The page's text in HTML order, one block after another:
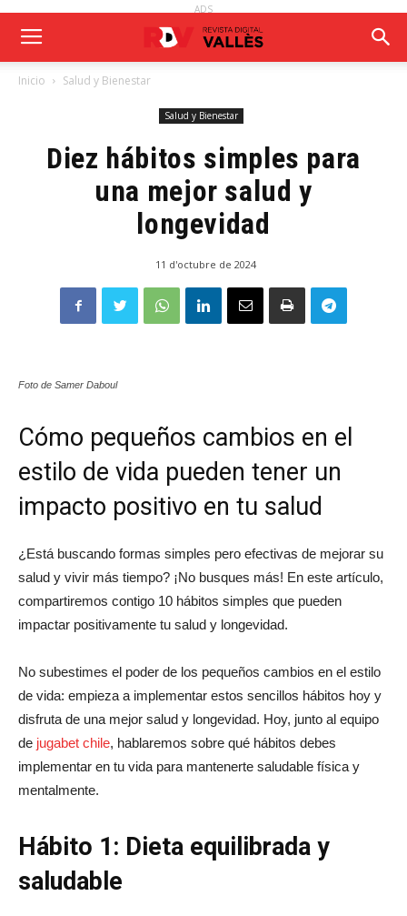
ADS
Inicio Salud y Bienestar
Salud y Bienestar
Diez hábitos simples para
una mejor salud y
longevidad
11 d'octubre de 2024
Foto de Samer Daboul
Cómo pequeños cambios en el
estilo de vida pueden tener un
impacto positivo en tu salud
¿Está buscando formas simples pero efectivas de mejorar su
salud y vivir más tiempo? ¡No busques más! En este artículo,
compartiremos contigo 10 hábitos simples que pueden
impactar positivamente tu salud y longevidad.
No subestimes el poder de los pequeños cambios en el estilo
de vida: empieza a implementar estos sencillos hábitos hoy y
disfruta de una mejor salud y longevidad. Hoy, junto al equipo
de jugabet chile, hablaremos sobre qué hábitos debes
implementar en tu vida para mantenerte saludable física y
mentalmente.
Hábito 1: Dieta equilibrada y
saludable